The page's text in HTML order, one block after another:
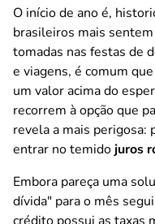
O início de ano é,
brasileiros mais
tomadas nas festas de
e viagens, é comum
um valor acima do
recorrem à opção que
revela a mais perigosa:
entrar no temido juros
Embora pareça uma
dívida" para o mês